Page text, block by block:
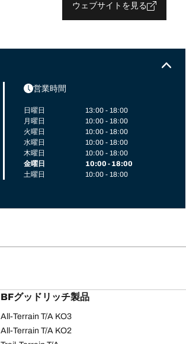
ウェブサイトを見る
営業時間
日曜日
13:00 - 18:00
月曜日
10:00 - 18:00
火曜日
10:00 - 18:00
水曜日
10:00 - 18:00
木曜日
10:00 - 18:00
金曜日
10:00 - 18:00
土曜日
10:00 - 18:00
BFグッドリッチ製品
All-Terrain T/A KO3
All-Terrain T/A KO2